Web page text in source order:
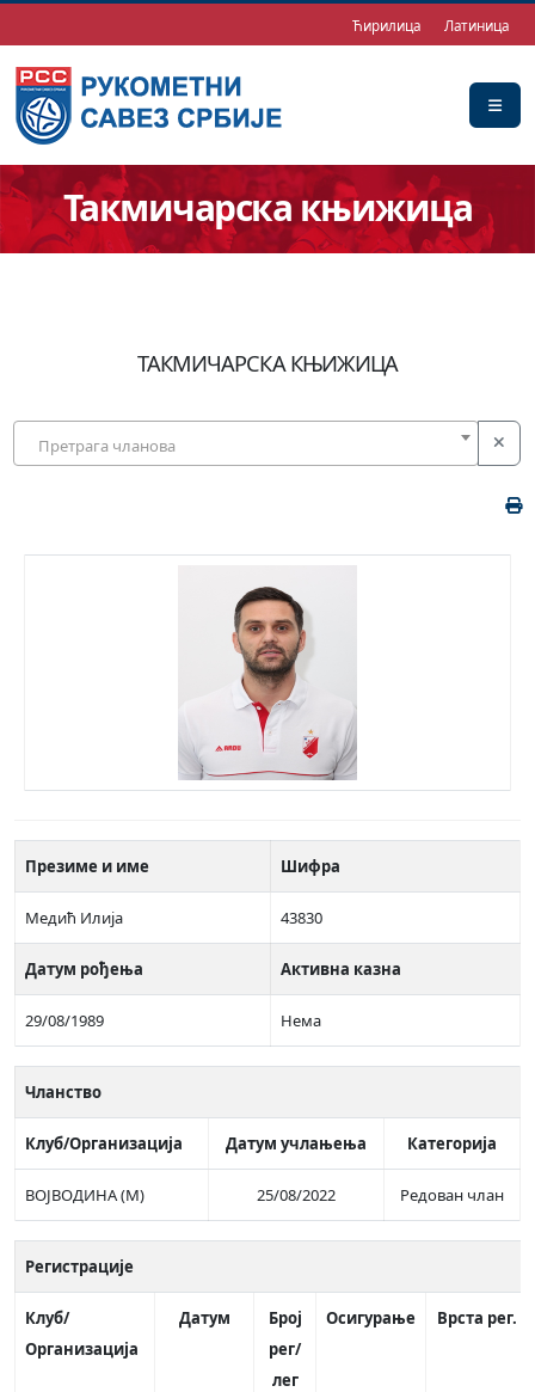
Ћирилица Латиница
Такмичарска књижица
ТАКМИЧАРСКА КЊИЖИЦА
Претрага чланова
Презиме и име Шифра
Медић Илија 43830
Датум рођења Активна казна
29/08/1989 Нема
Чланство
Клуб/Организација Датум учлањења Категорија
ВОЈВОДИНА (М) 25/08/2022 Редован члан
Регистрације
Клуб/
Организација
Датум
Број
рег/
лег
Осигурање Врста рег.